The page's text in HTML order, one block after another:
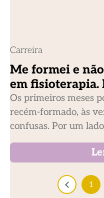
Carreira
Me formei e
em fisioterapia.
Os primeiros meses
recém-formado, às
confusas. Por um
1